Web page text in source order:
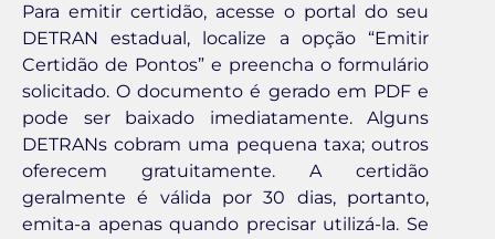
Para emitir certidão, acesse o portal do seu
DETRAN estadual, localize a opção “Emitir
Certidão de Pontos” e preencha o formulário
solicitado. O documento é gerado em PDF e
pode ser baixado imediatamente. Alguns
DETRANs cobram uma pequena taxa; outros
oferecem gratuitamente. A certidão
geralmente é válida por 30 dias, portanto,
emita-a apenas quando precisar utilizá-la. Se